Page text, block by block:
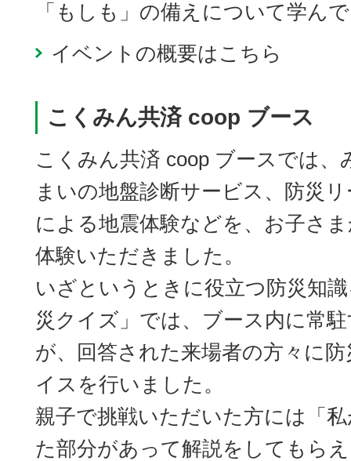
「もしも」の備えについて学ん
イベントの概要はこちら
こくみん共済 coop ブース
こくみん共済 coop ブースでは
まいの地盤診断サービス、防災
による地震体験などを、お子さ
体験いただきました。
いざというときに役立つ防災知
災クイズ」では、ブース内に常
が、回答された来場者の方々に
イスを行いました。
親子で挑戦いただいた方には「
た部分があって解説をしてもら